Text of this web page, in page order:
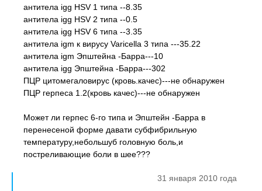
антитела igg HSV 1 типа --8.35
антитела igg HSV 2 типа --0.5
антитела igg HSV 6 типа --3.35
антитела igm к вирусу Varicella 3 типа ---35.22
антитела igm Эпштейна -Барра---10
антитела igg Эпштейна -Барра---302
ПЦР цитомегаловирус (кровь.качес)---не обнаружен
ПЦР герпеса 1.2(кровь качес)---не обнаружен
Может ли герпес 6-го типа и Эпштейн -Барра в
перенесеной форме давати субфибрильную
температуру,небольшуб головную боль,и
постреливающие боли в шее???
31 января 2010 года